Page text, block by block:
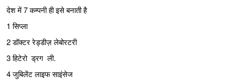
देश में 7 कम्पनी ही इसे बनाती है
1 सिप्ला
2 डॉक्टर रेड्डीज़ लेबोरटरी
3 हिटेरो ड्रग ली.
4 जुबिलेंट लाइफ साइंसेज